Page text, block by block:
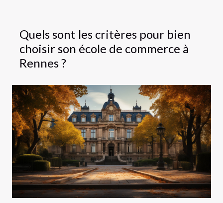
Quels sont les critères pour bien
choisir son école de commerce à
Rennes ?